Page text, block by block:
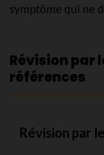
symptôme qui ne
Révision par
références
Révision par